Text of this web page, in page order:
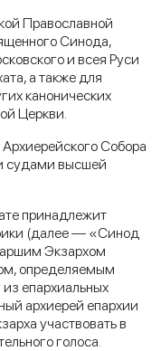
Православной
Синода,
и всея Руси
а также для
канонических
Церкви.
Собора
судами высшей
принадлежит
(далее — «Синод
Экзархом
определяемым
епархиальных
архиерей епархии
участвовать в
голоса.